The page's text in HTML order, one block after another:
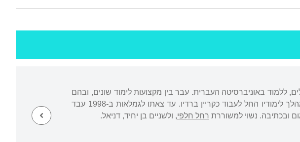
ללמוד באוניברסיטה העברית. עבר בין מקצועות לימוד שונים, ובהם
מדעי המדינה, היסטוריה כללית, ספרות אנגלית, כלכלה וביולוגיה. במהלך לימודיו החל לעבוד כקריין ברדיו. עד צאתו לגמלאות ב-1998 עבד
ובכתיבה. נשוי למשוררת רחל חלפי, ולשניים בן יחיד, דניאל.